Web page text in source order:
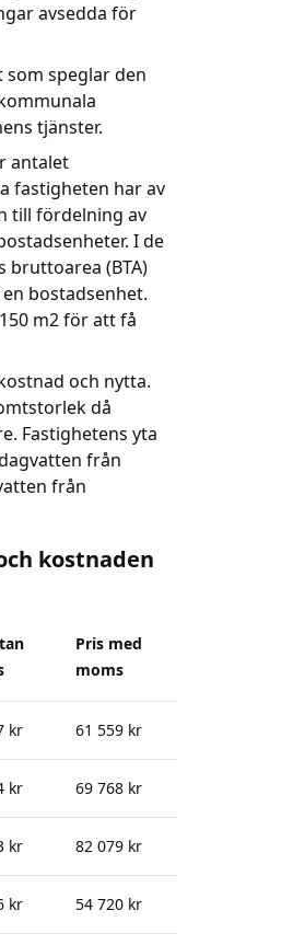
avsedda för
speglar den
tjänster.
antalet
fastigheten har av
till fördelning av
I de
bruttoarea (BTA)
bostadsenhet.
m2 för att få
och nytta.
då
Fastighetens yta
från
från
kostnaden
Pris med
moms
kr 61 559 kr
kr 69 768 kr
kr 82 079 kr
kr 54 720 kr